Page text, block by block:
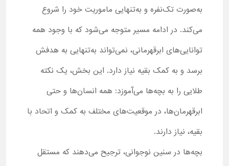
به‌صورت تک‌نفره و به‌تنهایی ماموریت خود را شروع
می‌کند. در ادامه مسیر متوجه می‌شود که با وجود همه
توانایی‌های ابرقهرمانی، نمی‌تواند به‌تنهایی به هدفش
برسد و به کمک بقیه نیاز دارد. این بخش، یک نکته
طلایی را به بچه‌ها می‌آموزد: همه انسان‌ها و حتی
ابرقهرمان‌ها، در موقعیت‌های مختلف به کمک و اتحاد با
بقیه، نیاز دارند.
بچه‌ها در سنین نوجوانی، ترجیح می‌دهند که مستقل